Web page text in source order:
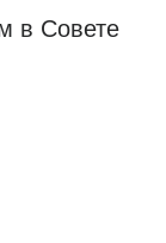
в Совете